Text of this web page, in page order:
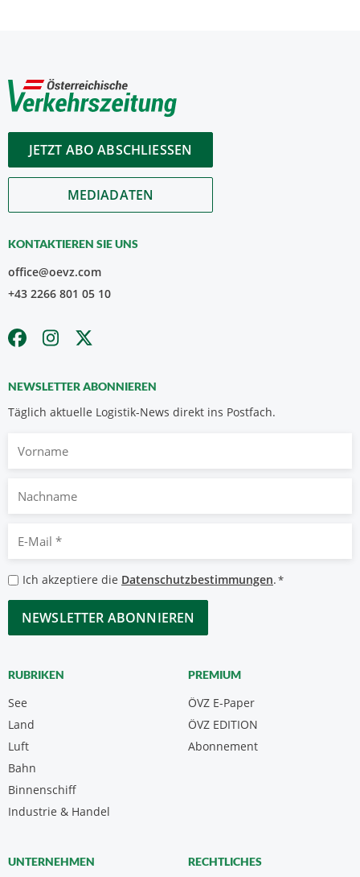
JETZT ABO ABSCHLIESSEN
MEDIADATEN
KONTAKTIEREN SIE UNS
office@oevz.com
+43 2266 801 05 10
NEWSLETTER ABONNIEREN
Täglich aktuelle Logistik-News direkt ins Postfach.
Nachname
Mail
*
Datenschutzbestimmungen
*
Ich akzeptiere die Datenschutzbestimmungen.*
CAPTCHA
RUBRIKEN
See
Land
Luft
Bahn
Binnenschiff
Industrie & Handel
PREMIUM
ÖVZ E-Paper
Abonnement
ÖVZ EDITION
UNTERNEHMEN RECHTLICHES